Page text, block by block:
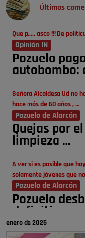
Últimos
Que p..... asco !!! De
Opinión IN
Pozuelo
autobombo:
Señora Alcaldesa Ud no
hace más de 60 años , …
Pozuelo de Alarcón
Quejas por
limpieza …
A ver si es posible que
solamente jóvenes que
Pozuelo de Alarcón
Pozuelo
obras …
enero de 2025